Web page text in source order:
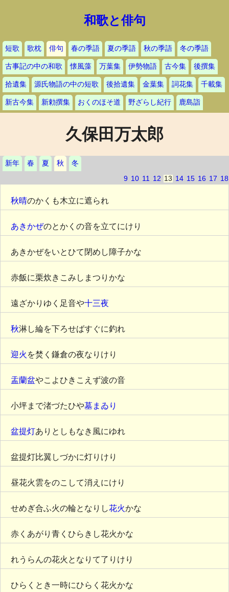
和歌と俳句
短歌 歌枕 俳句 春の季語 夏の季語 秋の季語 冬の季語
古事記の中の和歌 懐風藻 万葉集 伊勢物語 古今集 後撰集
拾遺集 源氏物語の中の短歌 後拾遺集 金葉集 詞花集 千載集
新古今集 新勅撰集 おくのほそ道 野ざらし紀行 鹿島詣
久保田万太郎
新年 春 夏 秋
冬
9 10 11 12 13 14 15 16 17 18
秋晴のかくも木立に遮られ
あきかぜのとかくの音を立てにけり
あきかぜをいとひて閉めし障子かな
赤飯に栗炊きこみしまつりかな
遠ざかりゆく足音や十三夜
秋淋し綸を下ろせばすぐに釣れ
迎火 を焚く鎌倉の夜なりけり
盂蘭盆やこよひきこえず波の音
小坪まで渚づたひや墓まゐり
盆提灯ありとしもなき風にゆれ
盆提灯比翼しづかに灯りけり
昼花火雲をのこして消えにけり
せめぎ合ふ火の輪となりし花火かな
赤くあがり青くひらきし花火かな
れうらんの花火となりて了りけり
ひらくとき一時にひらく花火かな